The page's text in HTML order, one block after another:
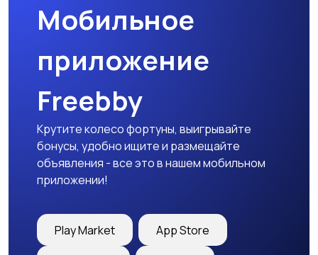
Трикотаж Спортивная одежда
Футболки и топы
одежда
Мобильное
приложение
Freebby
Крутите колесо фортуны, выигрывайте
бонусы, удобно ищите и размещайте
объявления - все это в нашем мобильном
приложении!
Play Market App Store